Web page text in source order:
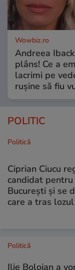
Wowbiz.ro
Andreea
plâns! Ce a
lacrimi pe
rușine să fiu
POLITIC
Politică
Ciprian Ciucu
candidat
București și se
care a tras
Politică
Ilie Bolojan a